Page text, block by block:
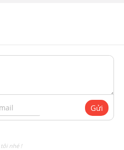
Gửi
tôi nhé !